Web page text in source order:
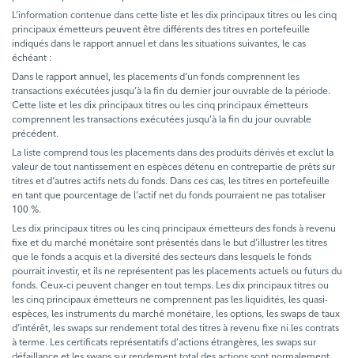
L’information contenue dans cette liste et les dix principaux titres ou les cinq
principaux émetteurs peuvent être différents des titres en portefeuille
indiqués dans le rapport annuel et dans les situations suivantes, le cas
échéant :
Dans le rapport annuel, les placements d’un fonds comprennent les
transactions exécutées jusqu’à la fin du dernier jour ouvrable de la période.
Cette liste et les dix principaux titres ou les cinq principaux émetteurs
comprennent les transactions exécutées jusqu’à la fin du jour ouvrable
précédent.
La liste comprend tous les placements dans des produits dérivés et exclut la
valeur de tout nantissement en espèces détenu en contrepartie de prêts sur
titres et d’autres actifs nets du fonds. Dans ces cas, les titres en portefeuille
en tant que pourcentage de l’actif net du fonds pourraient ne pas totaliser
100 %.
Les dix principaux titres ou les cinq principaux émetteurs des fonds à revenu
fixe et du marché monétaire sont présentés dans le but d’illustrer les titres
que le fonds a acquis et la diversité des secteurs dans lesquels le fonds
pourrait investir, et ils ne représentent pas les placements actuels ou futurs du
fonds. Ceux-ci peuvent changer en tout temps. Les dix principaux titres ou
les cinq principaux émetteurs ne comprennent pas les liquidités, les quasi-
espèces, les instruments du marché monétaire, les options, les swaps de taux
d’intérêt, les swaps sur rendement total des titres à revenu fixe ni les contrats
à terme. Les certificats représentatifs d’actions étrangères, les swaps sur